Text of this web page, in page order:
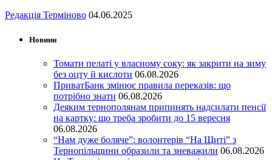
Редакція Терміново 04.06.2025
Новини
Томати пелаті у власному соку: як закрити на зиму
без оцту й кислоти 06.08.2026
ПриватБанк змінює правила переказів: що
потрібно знати 06.08.2026
Деяким тернополянам припинять надсилати пенсії
на картку: що треба зробити до 15 вересня
06.08.2026
“Нам дуже боляче”: волонтерів “На Щиті” з
Тернопільщини образили та зневажили 06.08.2026